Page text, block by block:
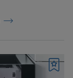
Merkliste